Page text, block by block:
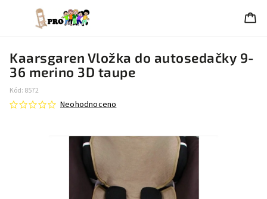
Kaarsgaren Vložka do autosedačky 9-
36 merino 3D taupe
Kód: 8572
Neohodnoceno